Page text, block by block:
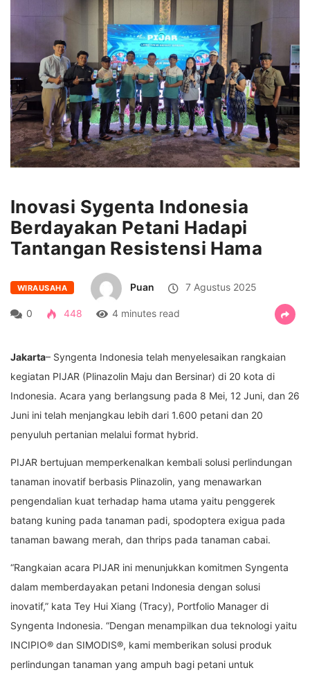
Inovasi Sygenta Indonesia
Berdayakan Petani Hadapi
Tantangan Resistensi Hama
WIRAUSAHA Puan 7 Agustus 2025
0 448 4 minutes read
Jakarta– Syngenta Indonesia telah menyelesaikan rangkaian
kegiatan PIJAR (Plinazolin Maju dan Bersinar) di 20 kota di
Indonesia. Acara yang berlangsung pada 8 Mei, 12 Juni, dan 26
Juni ini telah menjangkau lebih dari 1.600 petani dan 20
penyuluh pertanian melalui format hybrid.
PIJAR bertujuan memperkenalkan kembali solusi perlindungan
tanaman inovatif berbasis Plinazolin, yang menawarkan
pengendalian kuat terhadap hama utama yaitu penggerek
batang kuning pada tanaman padi, spodoptera exigua pada
tanaman bawang merah, dan thrips pada tanaman cabai.
“Rangkaian acara PIJAR ini menunjukkan komitmen Syngenta
dalam memberdayakan petani Indonesia dengan solusi
inovatif,” kata Tey Hui Xiang (Tracy), Portfolio Manager di
Syngenta Indonesia. “Dengan menampilkan dua teknologi yaitu
INCIPIO® dan SIMODIS®, kami memberikan solusi produk
perlindungan tanaman yang ampuh bagi petani untuk